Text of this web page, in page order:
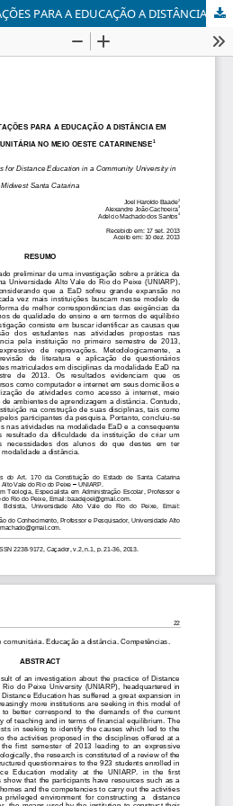
COMPETÊNCIAS E LIMITAÇÕES PARA A EDUCAÇÃO A DISTÂNCIA EM UNIVERSIDADE COMUNITÁRIA NO MEIO OESTE CATARINENSE